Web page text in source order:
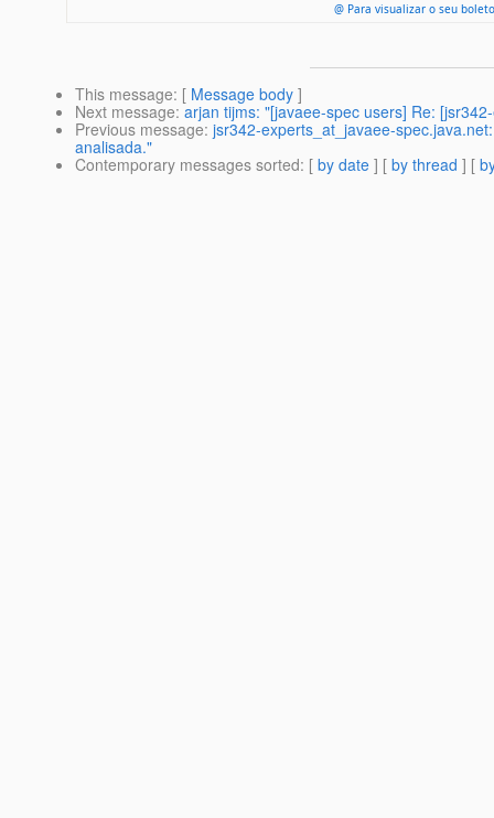
@ Para visualizar o seu
This message: [ Message body ]
Next message: arjan tijms: "[javaee-spec users] Re:
Previous message: jsr342-experts_at_javaee-
analisada."
Contemporary messages sorted: [ by date ] [ by thread ] [